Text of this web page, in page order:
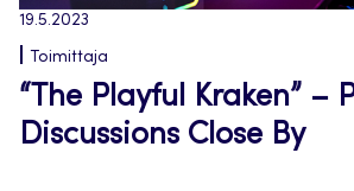
19.5.2023
Toimittaja
“The Playful Kraken” –
Discussions Close By